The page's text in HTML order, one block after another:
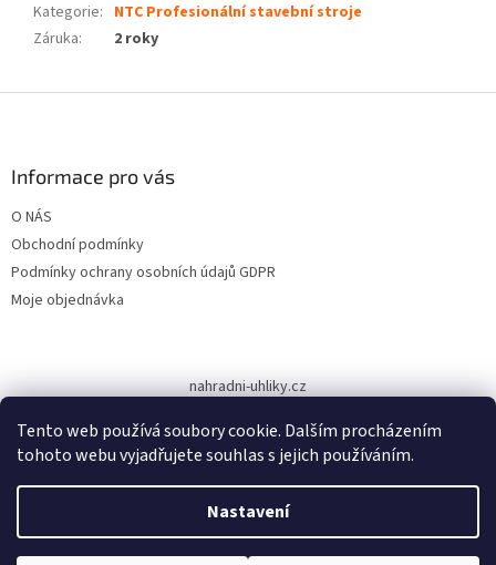
Tento web používá soubory cookie. Dalším procházením
tohoto webu vyjadřujete souhlas s jejich používáním.
Nastavení
Kategorie: NTC Profesionální stavební stroje
Záruka: 2 roky
Informace pro vás
O NÁS
Obchodní podmínky
Podmínky ochrany osobních údajů GDPR
Moje objednávka
nahradni-uhliky.cz